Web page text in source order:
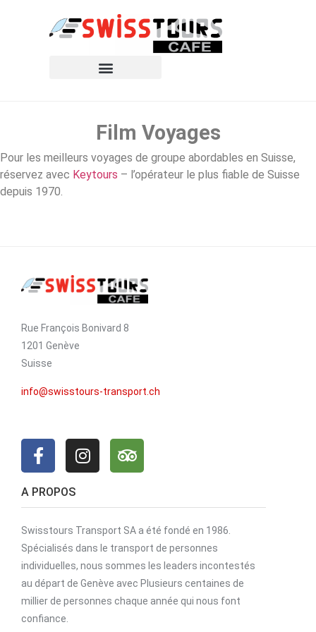
Film Voyages
Pour les meilleurs voyages de groupe abordables en Suisse,
réservez avec Keytours – l’opérateur le plus fiable de Suisse
depuis 1970.
Rue François Bonivard 8
1201 Genève
Suisse
info@swisstours-transport.ch
A PROPOS
Swisstours Transport SA a été fondé en 1986.
Spécialisés dans le transport de personnes
individuelles, nous sommes les leaders incontestés
au départ de Genève avec Plusieurs centaines de
millier de personnes chaque année qui nous font
confiance.